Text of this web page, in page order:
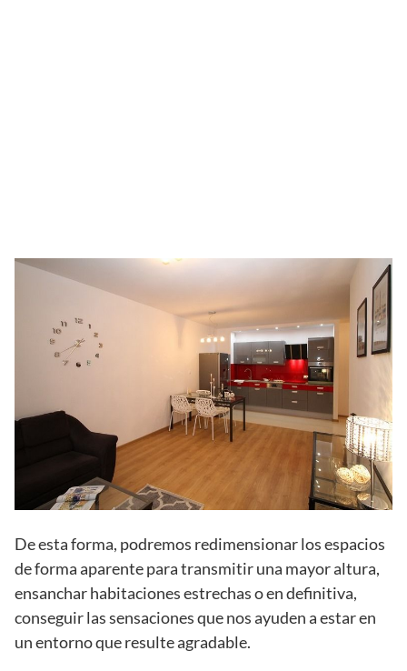
De esta forma, podremos redimensionar los espacios
de forma aparente para transmitir una mayor altura,
ensanchar habitaciones estrechas o en definitiva,
conseguir las sensaciones que nos ayuden a estar en
un entorno que resulte agradable.